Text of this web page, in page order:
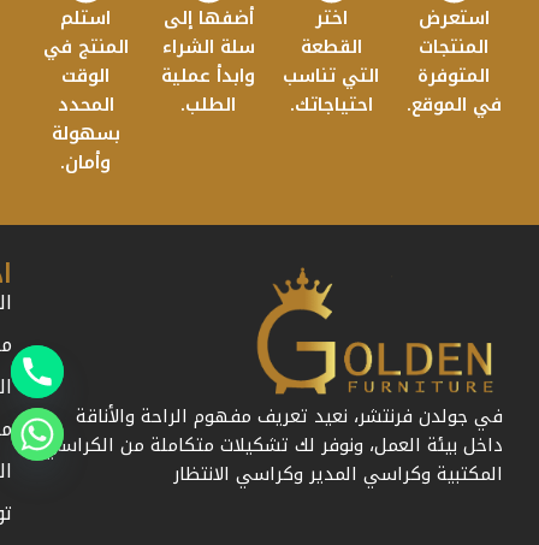
استعرض
المنتجات
المتوفرة
في الموقع.
اختر
القطعة
التي تناسب
احتياجاتك.
أضفها إلى
سلة الشراء
وابدأ عملية
الطلب.
استلم
المنتج في
الوقت
المحدد
بسهولة
وأمان.
في جولدن فرنتشر، نعيد تعريف مفهوم الراحة والأناقة
داخل بيئة العمل، ونوفر لك تشكيلات متكاملة من الكراسي
المكتبية وكراسي المدير وكراسي الانتظار